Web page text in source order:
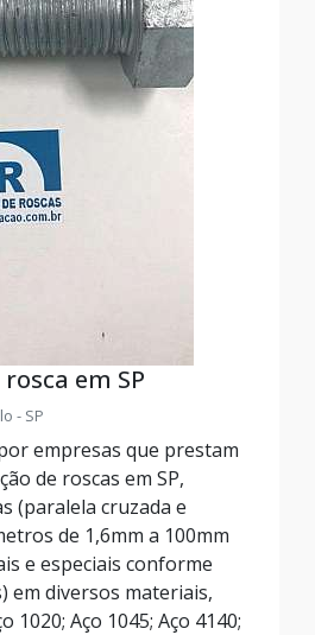
em SP
- SP
empresas que prestam
de roscas em SP,
(paralela cruzada e
de 1,6mm a 100mm
e especiais conforme
em diversos materiais,
1020; Aço 1045; Aço 4140;